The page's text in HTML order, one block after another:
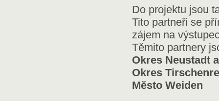
Do projektu jsou
Tito partneři se
zájem na
Těmito partnery
Okres Neustadt
Okres
Město Weiden